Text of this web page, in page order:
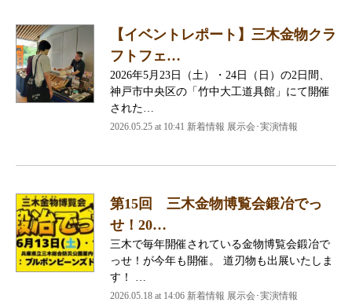
【イベントレポート】三木金物クラ
フトフェ…
2026年5月23日（土）・24日（日）の2日間、
神戸市中央区の「竹中大工道具館」にて開催
された…
2026.05.25 at 10:41 新着情報 展示会･実演情報
第15回 三木金物博覧会鍛冶でっ
せ！20…
三木で毎年開催されている金物博覧会鍛冶で
っせ！が今年も開催。 道刃物も出展いたしま
す！ …
2026.05.18 at 14:06 新着情報 展示会･実演情報